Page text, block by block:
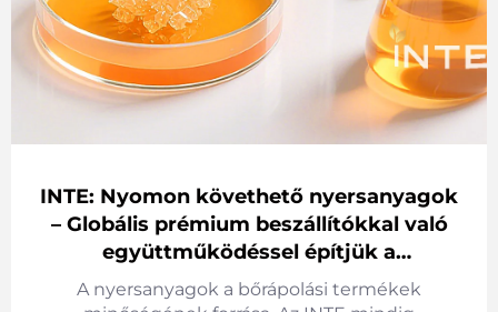
INTE: Nyomon követhető nyersanyagok
– Globális prémium beszállítókkal való
együttműködéssel építjük a
termékminőség szilárd alapjait
A nyersanyagok a bőrápolási termékek